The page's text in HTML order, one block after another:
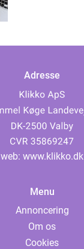
Adresse
web: www.klikko.dk
Menu
Annoncering
Om os
Cookies